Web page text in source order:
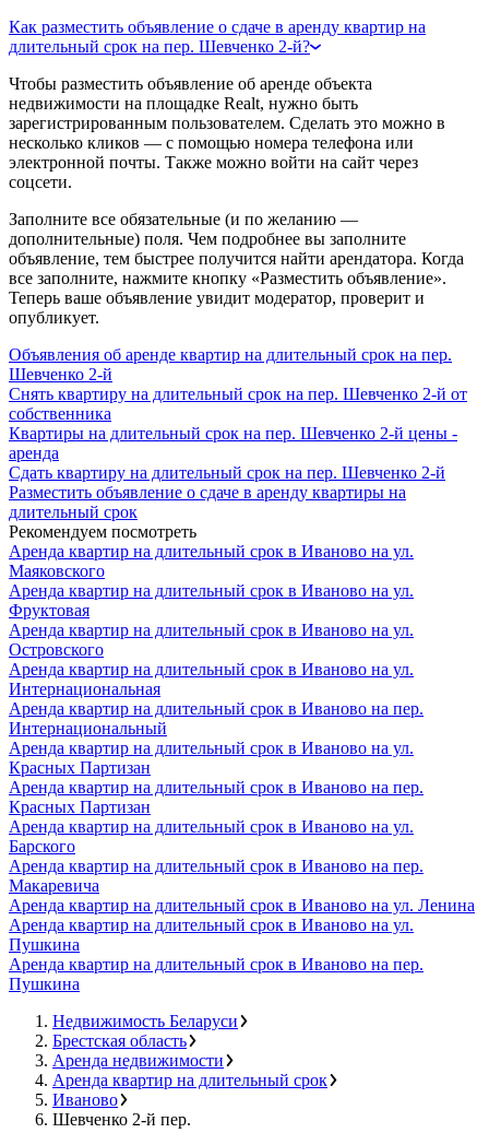
Как разместить объявление о сдаче в аренду квартир на
длительный срок на пер. Шевченко 2-й?
Чтобы разместить объявление об аренде объекта
недвижимости на площадке Realt, нужно быть
зарегистрированным пользователем. Сделать это можно в
несколько кликов — с помощью номера телефона или
электронной почты. Также можно войти на сайт через
соцсети.
Заполните все обязательные (и по желанию —
дополнительные) поля. Чем подробнее вы заполните
объявление, тем быстрее получится найти арендатора. Когда
все заполните, нажмите кнопку «Разместить объявление».
Теперь ваше объявление увидит модератор, проверит и
опубликует.
Объявления об аренде квартир на длительный срок на пер.
Шевченко 2-й
Снять квартиру на длительный срок на пер. Шевченко 2-й от
собственника
Квартиры на длительный срок на пер. Шевченко 2-й цены -
аренда
Сдать квартиру на длительный срок на пер. Шевченко 2-й
Разместить объявление о сдаче в аренду квартиры на
длительный срок
Рекомендуем посмотреть
Аренда квартир на длительный срок в Иваново на ул.
Маяковского
Аренда квартир на длительный срок в Иваново на ул.
Фруктовая
Аренда квартир на длительный срок в Иваново на ул.
Островского
Аренда квартир на длительный срок в Иваново на ул.
Интернациональная
Аренда квартир на длительный срок в Иваново на пер.
Интернациональный
Аренда квартир на длительный срок в Иваново на ул.
Красных Партизан
Аренда квартир на длительный срок в Иваново на пер.
Красных Партизан
Аренда квартир на длительный срок в Иваново на ул.
Барского
Аренда квартир на длительный срок в Иваново на пер.
Макаревича
Аренда квартир на длительный срок в Иваново на ул. Ленина
Аренда квартир на длительный срок в Иваново на ул.
Пушкина
Аренда квартир на длительный срок в Иваново на пер.
Пушкина
Недвижимость Беларуси
Брестская область
Аренда недвижимости
Аренда квартир на длительный срок
Иваново
Шевченко 2-й пер.